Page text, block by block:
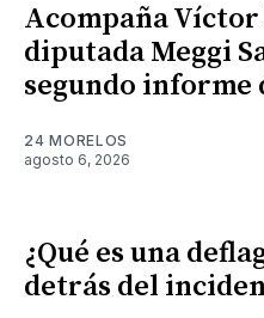
Acompaña
diputada Meggi
segundo informe
24 MORELOS
agosto 6, 2026
¿Qué es una
detrás del